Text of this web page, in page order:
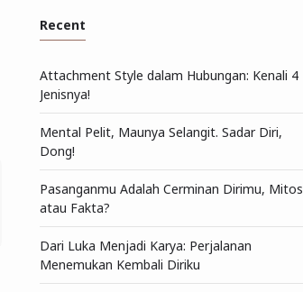
Recent
Attachment Style dalam Hubungan: Kenali 4
Jenisnya!
Mental Pelit, Maunya Selangit. Sadar Diri,
Dong!
Pasanganmu Adalah Cerminan Dirimu, Mitos
atau Fakta?
Dari Luka Menjadi Karya: Perjalanan
Menemukan Kembali Diriku